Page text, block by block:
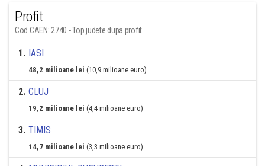
Profit
Cod CAEN: 2740 - Top judete dupa profit
1. IASI
48,2 milioane lei (10,9 milioane euro)
2. CLUJ
19,2 milioane lei (4,4 milioane euro)
3. TIMIS
14,7 milioane lei (3,3 milioane euro)